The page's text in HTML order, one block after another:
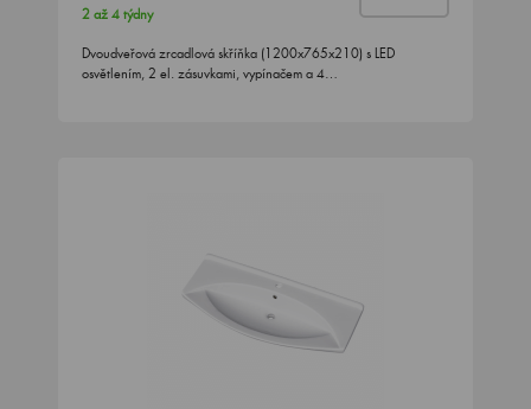
2 až 4 týdny
Dvoudveřová zrcadlová skříňka (1200x765x210) s LED
osvětlením, 2 el. zásuvkami, vypínačem a 4…